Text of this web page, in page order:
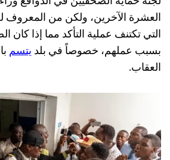
العشرة الآخرين، ولكن من المعروف
التي تكتنف عملية التأكد مما إذا كان
بسبب عملهم، خصوصاً في بلديتسم
العقاب.